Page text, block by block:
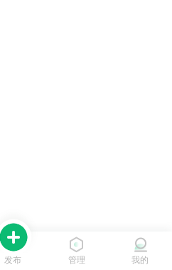
发布 管理 我的